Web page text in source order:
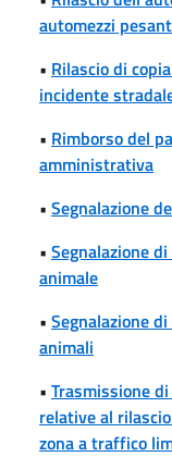
automezzi
• Rilascio di
incidente
• Rimborso del
amministrativa
• Segnalazione
• Segnalazione
animale
• Segnalazione
animali
• Trasmissione
relative al
zona a traffico